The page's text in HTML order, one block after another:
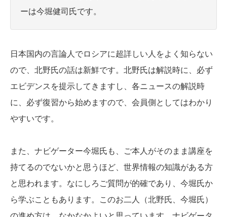
ーは今堀健司氏です。
日本国内の言論人でロシアに超詳しい人をよく知らない
ので、北野氏の話は新鮮です。北野氏は解説時に、必ず
エビデンスを提示してきますし、各ニュースの解説時
に、必ず復習から始めますので、会員側としてはわかり
やすいです。
また、ナビゲーター今堀氏も、ご本人がそのまま講座を
持てるのでないかと思うほど、世界情報の知識がある方
と思われます。なにしろご質問が的確であり、今堀氏か
ら学ぶこともあります。このお二人（北野氏、今堀氏）